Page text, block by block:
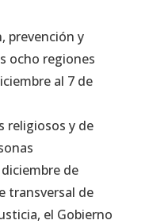
prevención y
ocho regiones
al 7 de
religiosos y de
diciembre de
transversal de
el Gobierno